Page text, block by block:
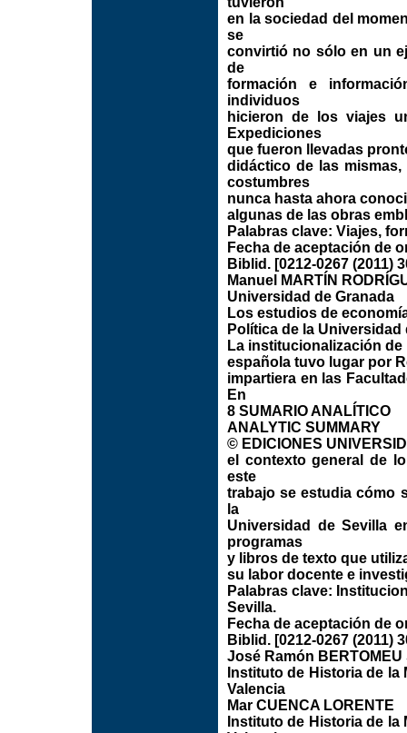
en la sociedad del
se
convirtió no sólo en un
de
formación e
individuos
hicieron de los viajes
Expediciones
que fueron llevadas
didáctico de las
costumbres
nunca hasta ahora
algunas de las obras
Palabras clave: Viajes,
Fecha de aceptación de
Biblid. [0212-0267 (2011)
Manuel MARTÍN
Universidad de Granada
Los estudios de
Política de la Universidad
La institucionalización
española tuvo lugar por
impartiera en las
En
8 SUMARIO ANALÍTICO
ANALYTIC SUMMARY
© EDICIONES
el contexto general de
este
trabajo se estudia cómo
la
Universidad de Sevilla
programas
y libros de texto que
su labor docente e
Palabras clave:
Sevilla.
Fecha de aceptación de
Biblid. [0212-0267 (2011)
José Ramón BERTOMEU
Instituto de Historia de
Valencia
Mar CUENCA LORENTE
Instituto de Historia de